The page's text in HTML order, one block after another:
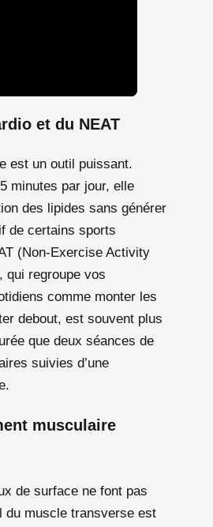
et du NEAT
est un outil puissant.
minutes par jour, elle
des lipides sans générer
de certains sports
(Non-Exercise Activity
qui regroupe vos
comme monter les
debout, est souvent plus
que deux séances de
suivies d’une
musculaire
de surface ne font pas
du muscle transverse est